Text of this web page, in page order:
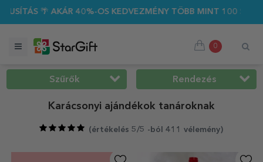
OS KEDVEZMÉNY TÖBB MINT 100 SZEMÉLYRE SZABOTT
0
Szűrők Rendezés
Karácsonyi ajándékok tanároknak
(értékelés 5/5 -ból 411 vélemény)